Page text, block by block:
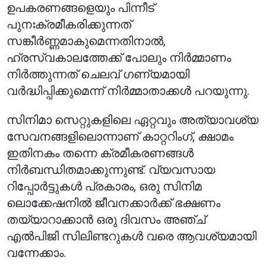
ഉപകരണങ്ങളെയും പിന്നീട്
പുനഃക്രമീകരിക്കുന്നത്
സങ്കീർണ്ണമാകുമെന്നതിനാൽ,
ഹ്രസ്വകാലത്തേക്ക് പോലും നിർമ്മാണം
നിർത്തുന്നത് ചെലവ് ഗണ്യമായി
വർദ്ധിപ്പിക്കുമെന്ന് നിർമ്മാതാക്കൾ പറയുന്നു.
സിനിമാ സെറ്റുകളിലെ ഏറ്റവും അത്യാവശ്യ
സേവനങ്ങളിലൊന്നാണ് കാറ്ററിംഗ്, ക്ഷാമം
ഇതിനകം തന്നെ ക്രമീകരണങ്ങൾ
നിർബന്ധിതമാക്കുന്നുണ്ട്. വ്യവസായ
റിപ്പോർട്ടുകൾ പ്രകാരം, ഒരു സിനിമ
ലൊക്കേഷനിൽ ജീവനക്കാർക്ക് ഭക്ഷണം
തയ്യാറാക്കാൻ ഒരു ദിവസം അഞ്ച്
എൽപിജി സിലിണ്ടറുകൾ വരെ ആവശ്യമായി
വന്നേക്കാം.